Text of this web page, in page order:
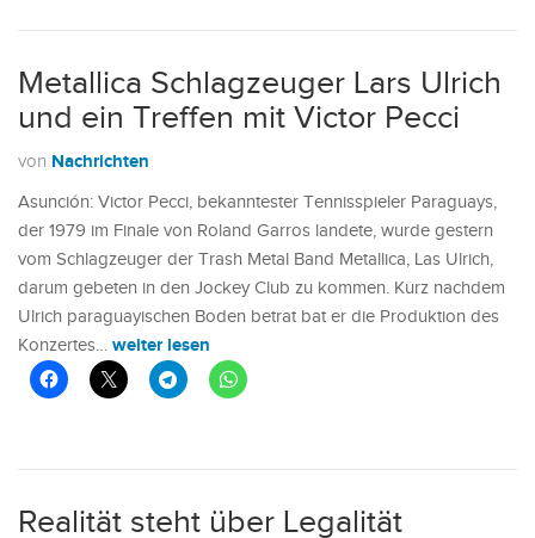
Metallica Schlagzeuger Lars Ulrich
und ein Treffen mit Victor Pecci
von Nachrichten
Asunción: Victor Pecci, bekanntester Tennisspieler Paraguays,
der 1979 im Finale von Roland Garros landete, wurde gestern
vom Schlagzeuger der Trash Metal Band Metallica, Las Ulrich,
darum gebeten in den Jockey Club zu kommen. Kurz nachdem
Ulrich paraguayischen Boden betrat bat er die Produktion des
Konzertes… weiter lesen
Realität steht über Legalität